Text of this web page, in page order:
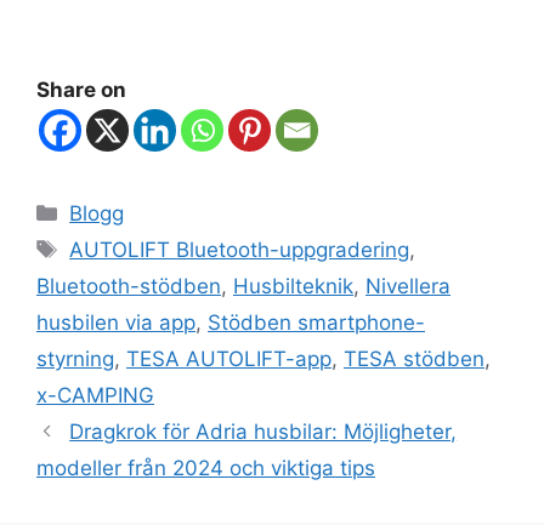
Share on
Blogg
AUTOLIFT Bluetooth-uppgradering,
Bluetooth-stödben, Husbilteknik, Nivellera
husbilen via app, Stödben smartphone-
styrning, TESA AUTOLIFT-app, TESA stödben,
x-CAMPING
Dragkrok för Adria husbilar: Möjligheter,
modeller från 2024 och viktiga tips